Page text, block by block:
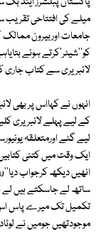
میلے کی افتتاحی
جامعات اوربیرون
کو''شیئر'کرتے ہوئے
لائبریری سے کتاب جاری
انہوں نے کہااس پر بھی
کے لیے پہلے لائبریری
لیے گئے اورمتعلقہ
ایک وقت میں کتنی
ساتھ لے جاسکتے ہیں لے
تکمیل تک میرے پاس اس
موجودتھیں جومیں نے